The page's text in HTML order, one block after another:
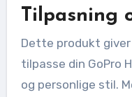
Tilpasning
Dette produkt
tilpasse din GoPro
og personlige stil.